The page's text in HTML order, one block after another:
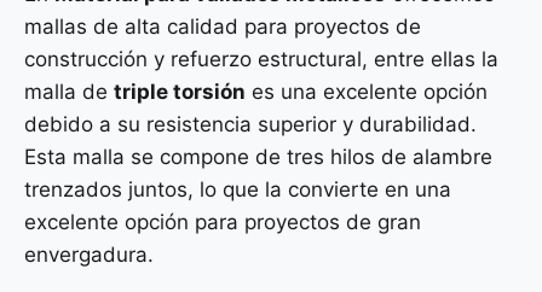
mallas de alta calidad para proyectos de
construcción y refuerzo estructural, entre ellas la
malla de triple torsión es una excelente opción
debido a su resistencia superior y durabilidad.
Esta malla se compone de tres hilos de alambre
trenzados juntos, lo que la convierte en una
excelente opción para proyectos de gran
envergadura.